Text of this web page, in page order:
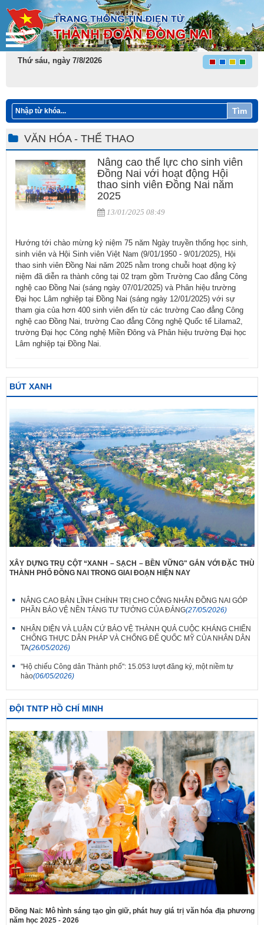
Thứ sáu, ngày 7/8/2026
Tìm
VĂN HÓA - THỂ THAO
Nâng cao thể lực cho sinh viên
Đồng Nai với hoạt động Hội
thao sinh viên Đồng Nai năm
2025
13/01/2025 08:49
Hướng tới chào mừng kỷ niệm 75 năm Ngày truyền thống học sinh,
sinh viên và Hội Sinh viên Việt Nam (9/01/1950 - 9/01/2025), Hội
thao sinh viên Đồng Nai năm 2025 nằm trong chuỗi hoạt động kỷ
niệm đã diễn ra thành công tại 02 trạm gồm Trường Cao đẳng Công
nghệ cao Đồng Nai (sáng ngày 07/01/2025) và Phân hiệu trường
Đại học Lâm nghiệp tại Đồng Nai (sáng ngày 12/01/2025) với sự
tham gia của hơn 400 sinh viên đến từ các trường Cao đẳng Công
nghệ cao Đồng Nai, trường Cao đẳng Công nghệ Quốc tế Lilama2,
trường Đại học Công nghệ Miền Đông và Phân hiệu trường Đại học
Lâm nghiệp tại Đồng Nai.
BÚT XANH
XÂY DỰNG TRỤ CỘT “XANH – SẠCH – BỀN VỮNG" GẮN VỚI ĐẶC THÙ
THÀNH PHỐ ĐỒNG NAI TRONG GIAI ĐOẠN HIỆN NAY
NÂNG CAO BẢN LĨNH CHÍNH TRỊ CHO CÔNG NHÂN ĐỒNG NAI GÓP
PHẦN BẢO VỆ NỀN TẢNG TƯ TƯỞNG CỦA ĐẢNG(27/05/2026)
NHẬN DIỆN VÀ LUẬN CỨ BẢO VỆ THÀNH QUẢ CUỘC KHÁNG CHIẾN
CHỐNG THỰC DÂN PHÁP VÀ CHỐNG ĐẾ QUỐC MỸ CỦA NHÂN DÂN
TA(26/05/2026)
"Hộ chiếu Công dân Thành phố": 15.053 lượt đăng ký, một niềm tự
hào(06/05/2026)
ĐỘI TNTP HỒ CHÍ MINH
Đồng Nai: Mô hình sáng tạo gìn giữ, phát huy giá trị văn hóa địa phương
năm học 2025 - 2026